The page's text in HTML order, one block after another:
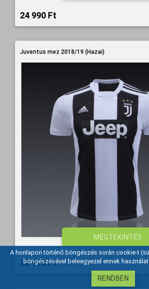
24 990 Ft‎
Juventus mez 2018/19 (Hazai)
22 990 Ft‎ 24 990 Ft‎
MEGTEKINTÉS
A honlapon történő böngészés során cookie-t
böngészésével beleegyezel ennek
RENDBEN